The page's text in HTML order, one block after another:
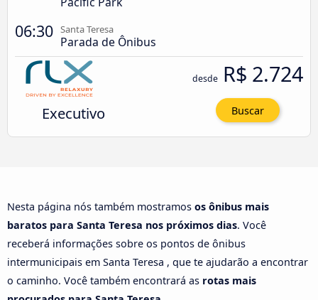
06:30 Santa Teresa
Parada de Ônibus
Executivo
desde R$ 2.724
Buscar
Nesta página nós também mostramos os ônibus mais
baratos para Santa Teresa nos próximos dias. Você
receberá informações sobre os pontos de ônibus
intermunicipais em Santa Teresa , que te ajudarão a encontrar
o caminho. Você também encontrará as rotas mais